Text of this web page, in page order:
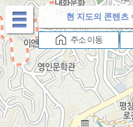
테
마
버
튼
이
전
버
튼
재
생
버
튼
다
음
버
튼
현 지도의 콘텐츠
주소 이동